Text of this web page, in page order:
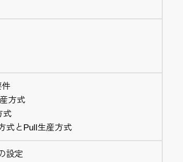
方式
式
式とPull生産方式
設定